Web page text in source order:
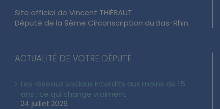
Site officiel de Vincent THIÉBAUT
Député de la 9ème Circonscription du Bas-Rhin.
ACTUALITÉ DE VOTRE DÉPUTÉ
Les réseaux sociaux interdits aux moins de 15
ans : ce qui change vraiment
24 juillet 2026